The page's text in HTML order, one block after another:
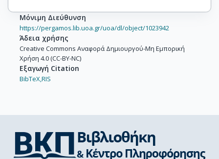
Μόνιμη Διεύθυνση
https://pergamos.lib.uoa.gr/uoa/dl/object/1023942
Άδεια χρήσης
Creative Commons Αναφορά Δημιουργού-Μη Εμπορική
Χρήση 4.0 (CC-BY-NC)
Εξαγωγή Citation
BibTeX,RIS